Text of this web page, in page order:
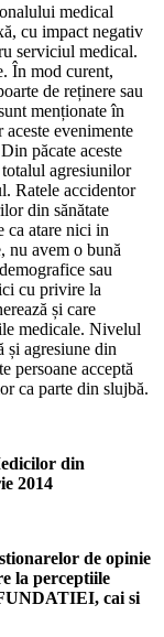
medical
cu impact negativ
serviciul medical.
În mod curent,
de reținere sau
menționate în
evenimente
păcate aceste
agresiunilor
Ratele accidentor
din sănătate
ca atare nici in
nu avem o bună
sau
cu privire la
și care
medicale. Nivelul
și agresiune din
persoane acceptă
ca parte din slujbă.
din
2014
de opinie
la perceptiile
cai si